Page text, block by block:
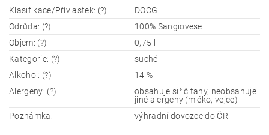
Klasifikace/Přívlastek: (?)
DOCG
Odrůda: (?)
100% Sangiovese
Objem: (?)
0,75 l
Kategorie: (?)
suché
Alkohol: (?)
14 %
Alergeny: (?)
obsahuje siřičitany, neobsahuje
jiné alergeny (mléko, vejce)
Poznámka:
výhradní dovozce do ČR